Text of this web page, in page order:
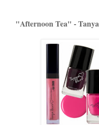
"Afternoon Tea" -